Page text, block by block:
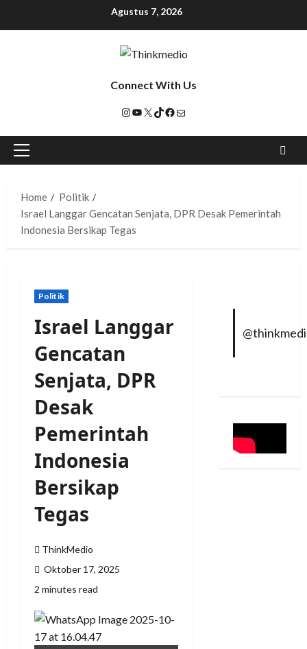
Agustus 7, 2026
Connect With Us
Home
Politik
Israel Langgar Gencatan Senjata, DPR Desak Pemerintah
Indonesia Bersikap Tegas
Politik
Israel Langgar
Gencatan
Senjata, DPR
Desak
Pemerintah
Indonesia
Bersikap
Tegas
ThinkMedio
Oktober 17, 2025
2 minutes read